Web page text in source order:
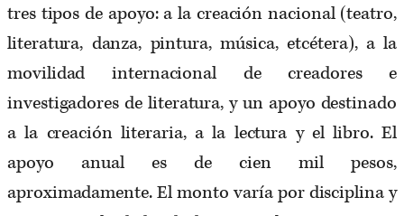
tres tipos de apoyo: a la creación nacional (teatro,
literatura, danza, pintura, música, etcétera), a la
movilidad internacional de creadores e
investigadores de literatura, y un apoyo destinado
a la creación literaria, a la lectura y el libro. El
apoyo anual es de cien mil pesos,
aproximadamente. El monto varía por disciplina y